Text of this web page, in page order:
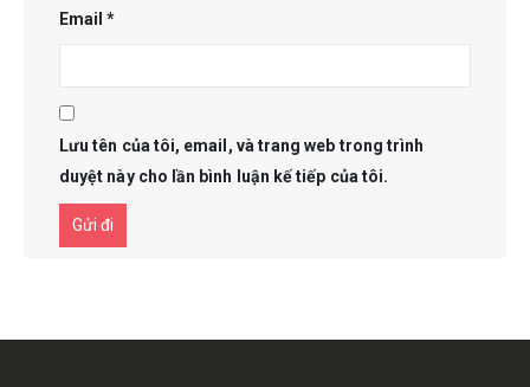
Email*
Lưu tên của tôi, email, và trang web trong trình
duyệt này cho lần bình luận kế tiếp của tôi.
Get in touch